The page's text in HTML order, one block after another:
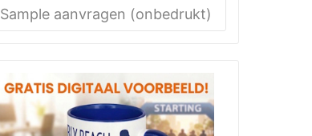
Sample aanvragen (onbedrukt)